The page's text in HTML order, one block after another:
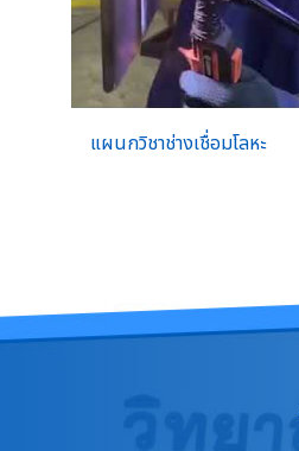
แผนกวิชาช่างเชื่อมโลหะ